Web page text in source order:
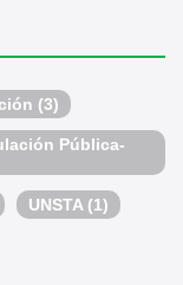
(3)
Pública-
UNSTA(1)